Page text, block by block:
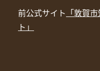
前公式サイト 「敦賀
ト」